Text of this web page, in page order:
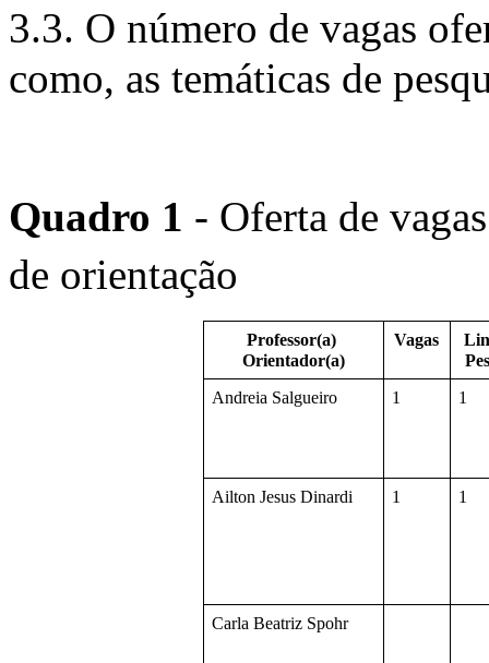
3.3. O número de vagas
como, as temáticas de
Quadro 1 - Oferta de
de orientação
Professor(a)
Orientador(a)
Vagas
Andreia Salgueiro
1 1
Ailton Jesus Dinardi 1 1
Carla Beatriz Spohr